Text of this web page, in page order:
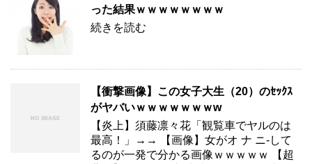
った結果ｗｗｗｗｗｗｗｗ
続きを読む
【衝撃画像】この女子大生（20）のｾｯｸｽ
がヤバいｗｗｗｗｗｗｗw
【炎上】須藤凛々花「観覧車でヤルのは
最高！」→→ 【画像】女がオ ナ ニ-して
るのが一発で分かる画像ｗｗｗｗｗ 【超